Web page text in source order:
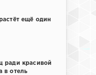
ещё один
ради красивой
в отель